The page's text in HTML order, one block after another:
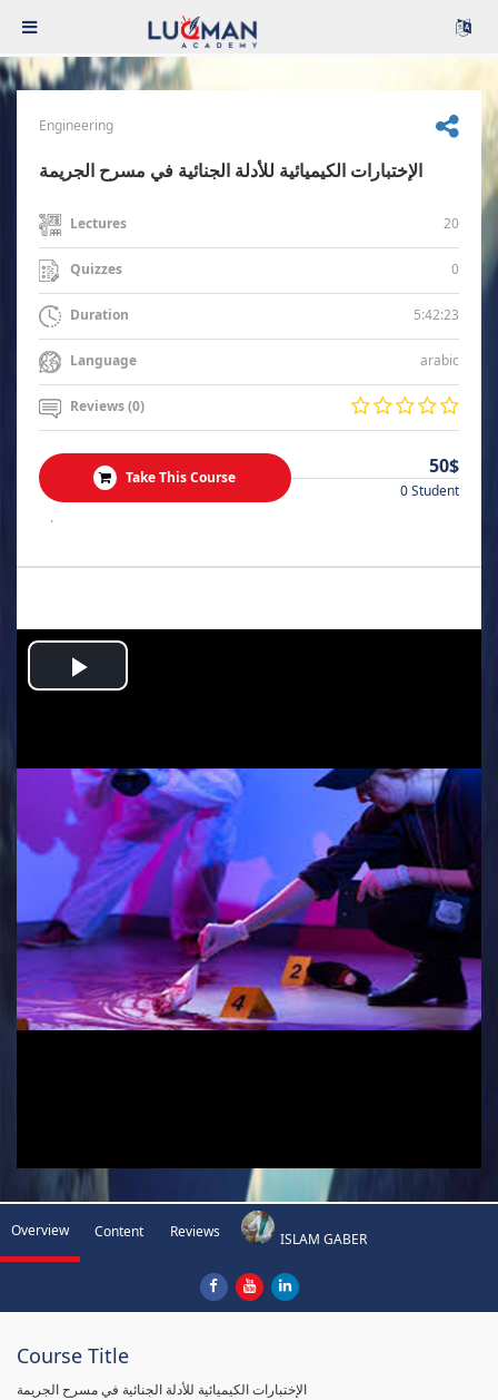
Engineering
الإختبارات الكيميائية للأدلة الجنائية في مسرح الجريمة
Lectures 20
Quizzes 0
Duration 5:42:23
Language arabic
Reviews (0)
Take This Course 50$
0 Student
.
Play
Overview Content Reviews ISLAM GABER
Course Title
الإختبارات الكيميائية للأدلة الجنائية في مسرح الجريمة